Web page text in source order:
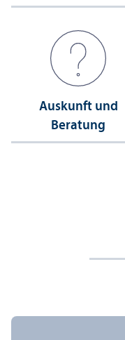
Auskunft und
Beratung